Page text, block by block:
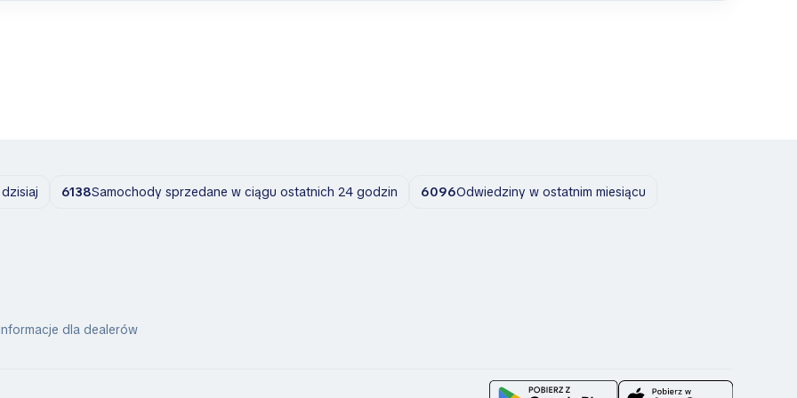
6138Samochody sprzedane w ciągu ostatnich 24 godzin 6096Odwiedziny w ostatnim miesiącu
dla dealerów